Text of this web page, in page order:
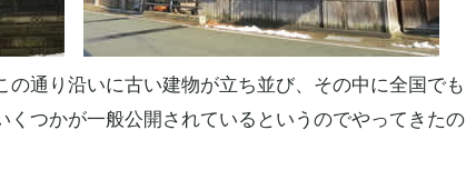
通り沿いに古い建物が立ち並び、その中に全国でも
くつかが一般公開されているというのでやってきたの